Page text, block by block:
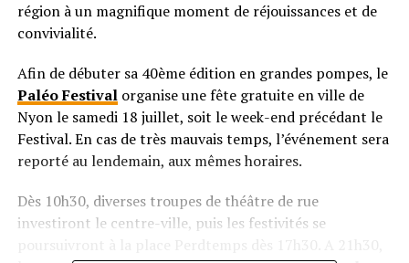
région à un magnifique moment de réjouissances et de
convivialité.
Afin de débuter sa 40ème édition en grandes pompes, le
Paléo Festivalorganise une fête gratuite en ville de
Nyon le samedi 18 juillet, soit le week-end précédant le
Festival. En cas de très mauvais temps, l’événement sera
reporté au lendemain, aux mêmes horaires.
Dès 10h30, diverses troupes de théâtre de rue
investiront le centre-ville, puis les festivités se